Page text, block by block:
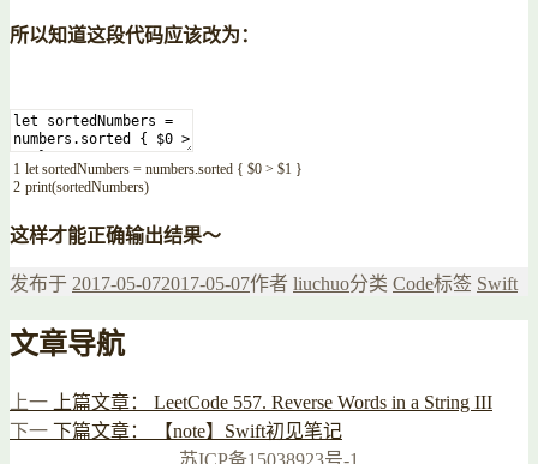
所以知道这段代码应该改为：
1
2
letsortedNumbers = numbers.sorted { $0 > $1 }
print(sortedNumbers)
这样才能正确输出结果～
发布于 2017-05-072017-05-07作者 liuchuo分类 Code标签 Swift
文章导航
上一 上篇文章：
LeetCode 557. Reverse Words in a String III
下一 下篇文章：
【note】Swift初见笔记
苏ICP备15038923号-1